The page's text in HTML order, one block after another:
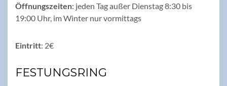
Öffnungszeiten: jeden Tag außer Dienstag 8:30 bis
19:00 Uhr, im Winter nur vormittags
Eintritt: 2€
FESTUNGSRING